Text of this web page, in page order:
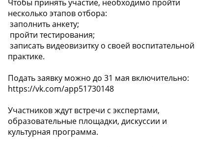
Чтобы принять участие, необходимо пройти
несколько этапов отбора:
️ заполнить анкету;
️ пройти тестирования;
️ записать видеовизитку о своей воспитательной
практике.
Подать заявку можно до 31 мая включительно:
https://vk.com/app51730148
Участников ждут встречи с экспертами,
образовательные площадки, дискуссии и
культурная программа.